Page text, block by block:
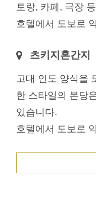
토랑, 카페, 극장
호텔에서 도보로
츠키지혼간지
고대 인도 양식을
한 스타일의 본당
있습니다.
호텔에서 도보로